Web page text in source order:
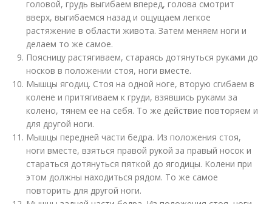
головой, грудь выгибаем вперед, голова смотрит
вверх, выгибаемся назад и ощущаем легкое
растяжение в области живота. Затем меняем ноги и
делаем то же самое.
Поясницу растягиваем, стараясь дотянуться руками до
носков в положении стоя, ноги вместе.
Мышцы ягодиц. Стоя на одной ноге, вторую сгибаем в
колене и притягиваем к груди, взявшись руками за
колено, тянем ее на себя. То же действие повторяем и
для другой ноги.
Мышцы передней части бедра. Из положения стоя,
ноги вместе, взяться правой рукой за правый носок и
стараться дотянуться пяткой до ягодицы. Колени при
этом должны находиться рядом. То же самое
повторить для другой ноги.